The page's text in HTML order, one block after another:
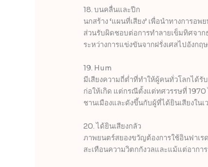
18. บนคลื่นและปีก
นกสร้าง ‘แผนที่เสียง’ เพื่อนำทางการอ
ส่วนรับผิดชอบต่อการทำลายเข็มทิศจา
ระหว่างการแข่งขันจากฝรั่งเศสไปอังก
19. Hum
มีเสียงความถี่ต่ำที่ทำให้ผู้คนทั่วโลกได้รั
ก่อให้เกิด แต่กรณีตั้งแต่ทศวรรษที่
ชานเมืองและดังขึ้นกับผู้ที่ได้ยินเสียงในเ
20. ได้ยินเสียงกลัว
ภาพยนตร์สยองขวัญต้องการใช้อินฟาเ
สะเทือนความวิตกกังวลและแม้แต่อากา